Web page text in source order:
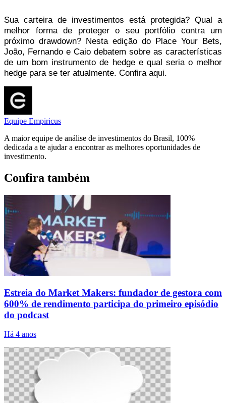
Sua carteira de investimentos está protegida? Qual a
melhor forma de proteger o seu portfólio contra um
próximo drawdown? Nesta edição do Place Your Bets,
João, Fernando e Caio debatem sobre as características
de um bom instrumento de hedge e qual seria o melhor
hedge para se ter atualmente. Confira aqui.
Equipe Empiricus
A maior equipe de análise de investimentos do Brasil, 100%
dedicada a te ajudar a encontrar as melhores oportunidades de
investimento.
Confira também
Estreia do Market Makers: fundador de gestora com
600% de rendimento participa do primeiro episódio
do podcast
Há 4 anos